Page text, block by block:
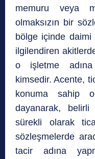
memuru veya
olmaksızın bir
bölge içinde
ilgilendiren
o işletme
kimsedir. Acente,
konuma sahip
dayanarak,
sürekli olarak
sözleşmelerde
tacir adına